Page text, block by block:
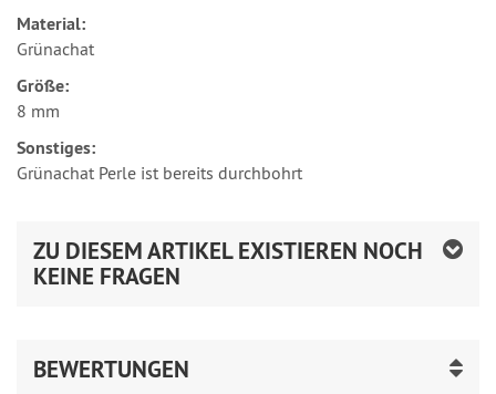
Material:
Grünachat
Größe:
8 mm
Sonstiges:
Grünachat Perle ist bereits durchbohrt
ZU DIESEM ARTIKEL EXISTIEREN NOCH
KEINE FRAGEN
BEWERTUNGEN